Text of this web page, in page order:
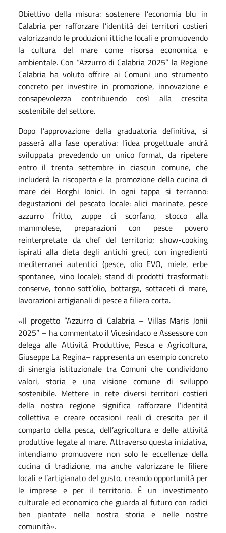
Obiettivo della misura: sostenere l’economia blu in
Calabria per rafforzare l’identità dei territori costieri
valorizzando le produzioni ittiche locali e promuovendo
la cultura del mare come risorsa economica e
ambientale. Con “Azzurro di Calabria 2025” la Regione
Calabria ha voluto offrire ai Comuni uno strumento
concreto per investire in promozione, innovazione e
consapevolezza contribuendo così alla crescita
sostenibile del settore.
Dopo l’approvazione della graduatoria definitiva, si
passerà alla fase operativa: l’idea progettuale andrà
sviluppata prevedendo un unico format, da ripetere
entro il trenta settembre in ciascun comune, che
includerà la riscoperta e la promozione della cucina di
mare dei Borghi Ionici. In ogni tappa si terranno:
degustazioni del pescato locale: alici marinate, pesce
azzurro fritto, zuppe di scorfano, stocco alla
mammolese, preparazioni con pesce povero
reinterpretate da chef del territorio; show-cooking
ispirati alla dieta degli antichi greci, con ingredienti
mediterranei autentici (pesce, olio EVO, miele, erbe
spontanee, vino locale); stand di prodotti trasformati:
conserve, tonno sott’olio, bottarga, sottaceti di mare,
lavorazioni artigianali di pesce a filiera corta.
«Il progetto “Azzurro di Calabria – Villas Maris Jonii
2025” – ha commentato il Vicesindaco e Assessore con
delega alle Attività Produttive, Pesca e Agricoltura,
Giuseppe La Regina– rappresenta un esempio concreto
di sinergia istituzionale tra Comuni che condividono
valori, storia e una visione comune di sviluppo
sostenibile. Mettere in rete diversi territori costieri
della nostra regione significa rafforzare l’identità
collettiva e creare occasioni reali di crescita per il
comparto della pesca, dell’agricoltura e delle attività
produttive legate al mare. Attraverso questa iniziativa,
intendiamo promuovere non solo le eccellenze della
cucina di tradizione, ma anche valorizzare le filiere
locali e l’artigianato del gusto, creando opportunità per
le imprese e per il territorio. È un investimento
culturale ed economico che guarda al futuro con radici
ben piantate nella nostra storia e nelle nostre
comunità».